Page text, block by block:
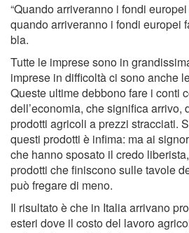
“Quando arriveranno i fondi
quando arriveranno i fondi europei
bla.
Tutte le imprese sono in
imprese in difficoltà ci sono anche
Queste ultime debbono fare i conti
dell’economia, che significa arrivo,
prodotti agricoli a prezzi stracciati.
questi prodotti è infima: ma ai
che hanno sposato il credo
prodotti che finiscono sulle tavole
può fregare di meno.
Il risultato è che in Italia arrivano
esteri dove il costo del lavoro